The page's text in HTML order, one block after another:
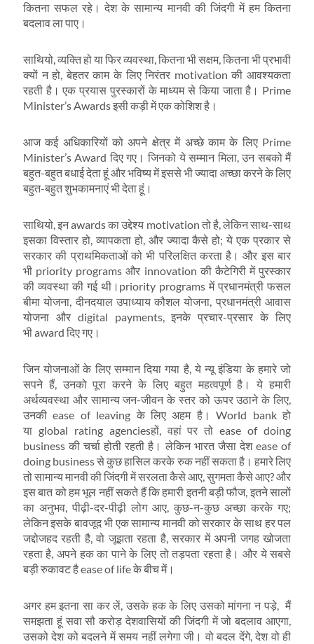
कितना सफल रहे। देश के सामान्‍य मानवी की जिंदगी में हम कितना
बदलाव ला पाए।
साथियो, व्‍यक्ति हो या फिर व्यवस्‍था, कितना भी सक्षम, कितना भी प्रभावी
क्‍यों न हो, बेहतर काम के लिए निरंतर motivation की आवश्‍यकता
रहती है। एक प्रयास पुरस्‍कारों के माध्‍यम से किया जाता है। Prime
Minister’s Awards इसी कड़ी में एक कोशिश है।
आज कई अधिकारियों को अपने क्षेत्र में अच्‍छे काम के लिए Prime
Minister’s Award दिए गए। जिनको ये सम्‍मान मिला, उन सबको मैं
बहुत-बहुत बधाई देता हूं और भविष्‍य में इससे भी ज्‍यादा अच्‍छा करने के लिए
बहुत-बहुत शुभकामनाएं भी देता हूं।
साथियो, इन awards का उद्देश्‍य motivation तो है, लेकिन साथ-साथ
इसका विस्‍तार हो, व्‍यापकता हो, और ज्‍यादा कैसे हो; ये एक प्रकार से
सरकार की प्राथमिकताओं को भी परि‍लक्षित करता है। और इस बार
भी priority programs और innovation की कैटेगिरी में पुरस्‍कार
की व्‍यवस्‍था की गई थी।priority programs में प्रधानमंत्री फसल
बीमा योजना, दीनदयाल उपाध्‍याय कौशल योजना, प्रधानमंत्री आवास
योजना और digital payments, इनके प्रचार-प्रसार के लिए
भी award दिए गए।
जिन योजनाओं के लिए सम्‍मान दिया गया है, ये न्‍यू इंडिया के हमारे जो
सपने हैं, उनको पूरा करने के लिए बहुत महत्‍वपूर्ण है। ये हमारी
अर्थव्‍यवस्‍था और सामान्‍य जन-जीवन के स्‍तर को ऊपर उठाने के लिए,
उनकी ease of leaving के लिए अहम है। World bank हो
या global rating agenciesहों, वहां पर तो ease of doing
business की चर्चा होती रहती है। लेकिन भारत जैसा देश ease of
doing business से कुछ हासिल करके रुक नहीं सकता है। हमारे लिए
तो सामान्‍य मानवी की जिंदगी में सरलता कैसे आए, सुगमता कैसे आए? और
इस बात को हम भूल नहीं सकते हैं कि हमारी इतनी बड़ी फौज, इतने सालों
का अनुभव, पीढ़ी-दर-पीढ़ी लोग आए, कुछ-न-कुछ अच्‍छा करके गए;
लेकिन इसके बावजूद भी एक सामान्‍य मानवी को सरकार के साथ हर पल
जद्दोजहद रहती है, वो जूझता रहता है, सरकार में अपनी जगह खोजता
रहता है, अपने हक का पाने के लिए तो तड़पता रहता है। और ये सबसे
बड़ी रुकावट है ease of life के बीच में।
अगर हम इतना सा कर लें, उसके हक के लिए उसको मांगना न पड़े, मैं
समझता हूं सवा सौ करोड़ देशवासियों की जिंदगी में जो बदलाव आएगा,
उसको देश को बदलने में समय नहीं लगेगा जी। वो बदल देंगे, देश वो ही